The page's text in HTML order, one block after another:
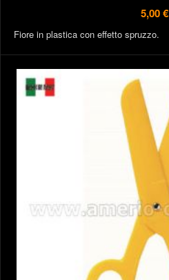
5,00 €
Fiore in plastica con effetto spruzzo.